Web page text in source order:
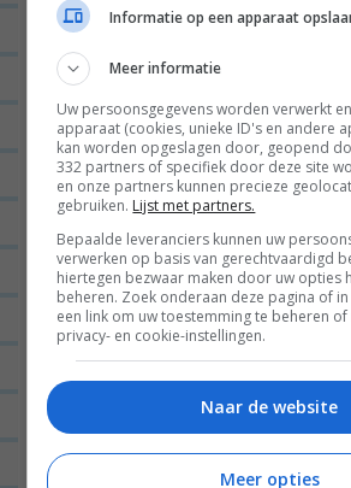
Informatie op een apparaat
Meer informatie
Uw persoonsgegevens worden verwerkt
apparaat (cookies, unieke ID's en andere
kan worden opgeslagen door, geopend
332 partners of specifiek door deze site
en onze partners kunnen precieze
gebruiken. Lijst met partners.
Bepaalde leveranciers kunnen uw
verwerken op basis van gerechtvaardigd
hiertegen bezwaar maken door uw opties
beheren. Zoek onderaan deze pagina of
een link om uw toestemming te beheren
privacy- en cookie-instellingen.
Naar de website
Meer opties